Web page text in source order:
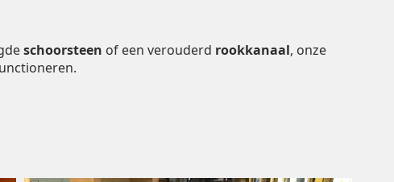
schoorsteen of een verouderd rookkanaal, onze